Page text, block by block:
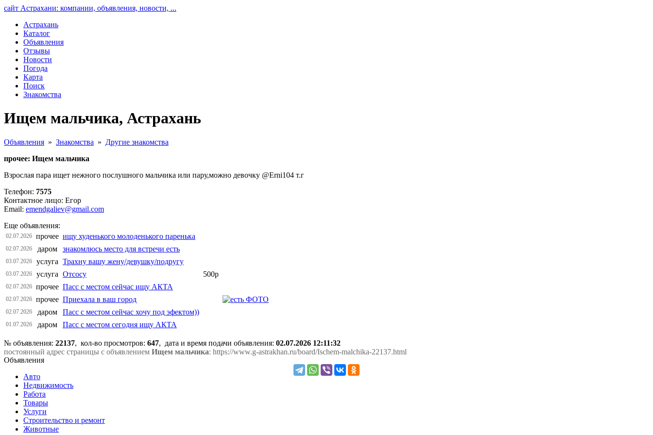
сайт Астрахани: компании, объявления, новости, ...
Астрахань
Каталог
Объявления
Отзывы
Новости
Погода
Карта
Поиск
Знакомства
Ищем мальчика, Астрахань
Объявления » Знакомства » Другие знакомства
прочее: Ищем мальчика
Взрослая пара ищет нежного послушного мальчика или пару,можно девочку @Erni104 т.г
Телефон: 7575
Контактное лицо: Егор
Email: emendgaliev@gmail.com
Еще объявления:
02.07.2026 прочее ищу худенького молоденького паренька
02.07.2026 даром знакомлюсь место для встречи есть
03.07.2026 услуга Трахну вашу жену/девушку/подругу
03.07.2026 услуга Отсосу 500р
02.07.2026 прочее Пасс с местом сейчас ищу АКТА
02.07.2026 прочее Приехала в ваш город
02.07.2026 даром Пасс с местом сейчас хочу под эфектом))
01.07.2026 даром Пасс с местом сегодня ищу АКТА
№ объявления: 22137, кол-во просмотров: 647, дата и время подачи объявления: 02.07.2026 12:11:32
постоянный адрес страницы с объявлением Ищем мальчика: https://www.g-astrakhan.ru/board/Ischem-malchika-22137.html
Объявления
Авто
Недвижимость
Работа
Товары
Услуги
Строительство и ремонт
Животные